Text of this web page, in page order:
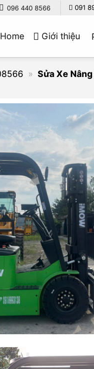
096 440 8566 091
Home Giới thiệu
» Sửa Xe